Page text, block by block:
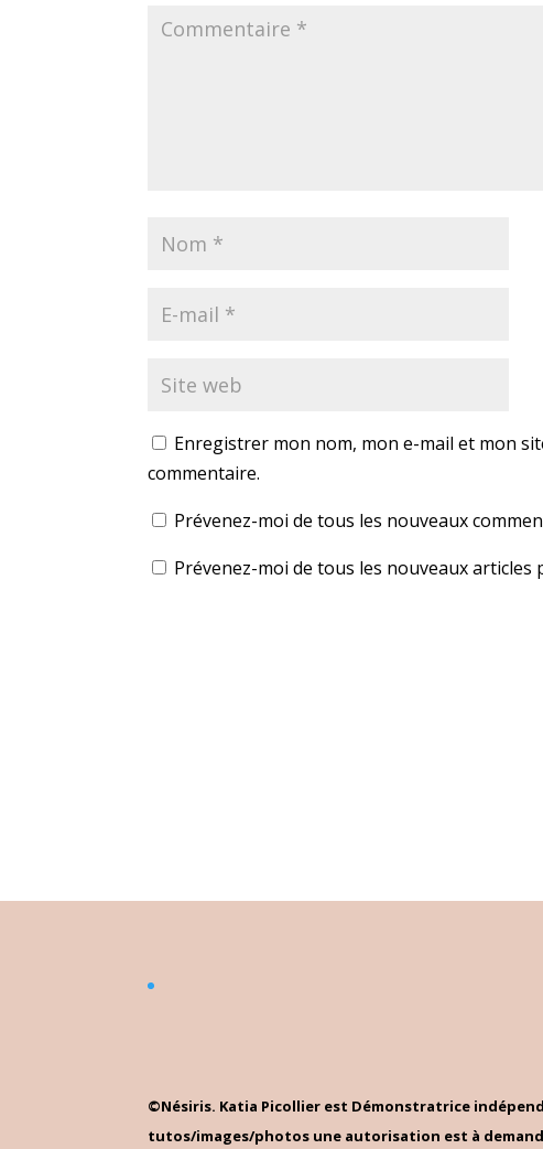
Enregistrer mon nom, mon e-mail et mon
commentaire.
Prévenez-moi de tous les nouveaux
Prévenez-moi de tous les nouveaux articles
©Nésiris. Katia Picollier est Démonstratrice
tutos/images/photos une autorisation est à